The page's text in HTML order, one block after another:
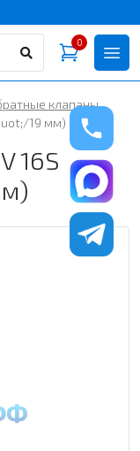
0
клапаны
19 мм)
16S